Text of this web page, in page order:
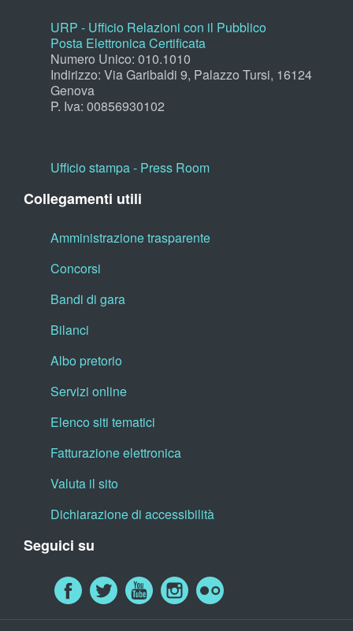
URP - Ufficio Relazioni con il Pubblico
Posta Elettronica Certificata
Numero Unico: 010.1010
Indirizzo: Via Garibaldi 9, Palazzo Tursi, 16124
Genova
P. Iva: 00856930102
Ufficio stampa - Press Room
Collegamenti utili
Amministrazione trasparente
Concorsi
Bandi di gara
Bilanci
Albo pretorio
Servizi online
Elenco siti tematici
Fatturazione elettronica
Valuta il sito
Dichiarazione di accessibilità
Seguici su